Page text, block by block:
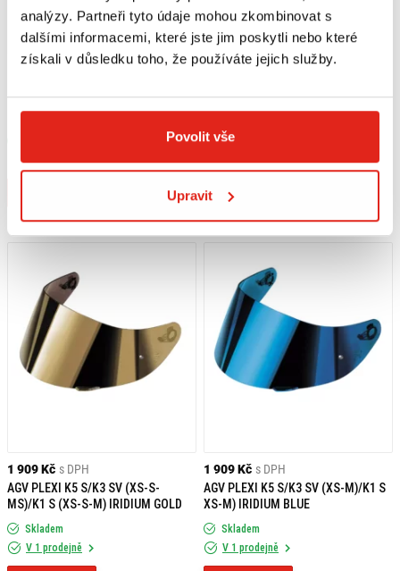
analýzy. Partneři tyto údaje mohou zkombinovat s
dalšími informacemi, které jste jim poskytli nebo které
získali v důsledku toho, že používáte jejich služby.
Povolit vše
Upravit
L-XXXL XXS-M
V 3 prodejnách
s DPH
Skladem
V 1 prodejně
1 909 Kč s DPH
AGV PLEXI K5 S/K3 SV (XS-S-
MS)/K1 S (XS-S-M) IRIDIUM GOLD
Skladem
V 1 prodejně
1 909 Kč s DPH
AGV PLEXI K5 S/K3 SV (XS-M)/K1 S
XS-M) IRIDIUM BLUE
Skladem
V 1 prodejně